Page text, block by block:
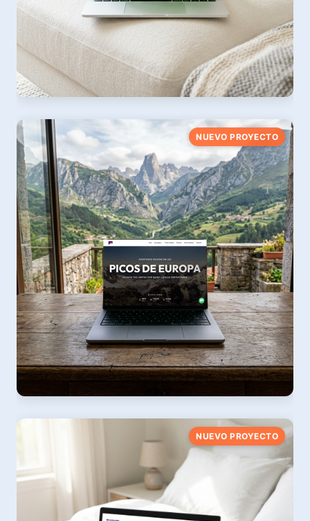
Eco Nature Clean
Servicios de Limpieza Sostenible y Ecológica
Ver web
NUEVO PROYECTO
Diseño Web & Naturaleza en Picos de Europa
NUEVO PROYECTO